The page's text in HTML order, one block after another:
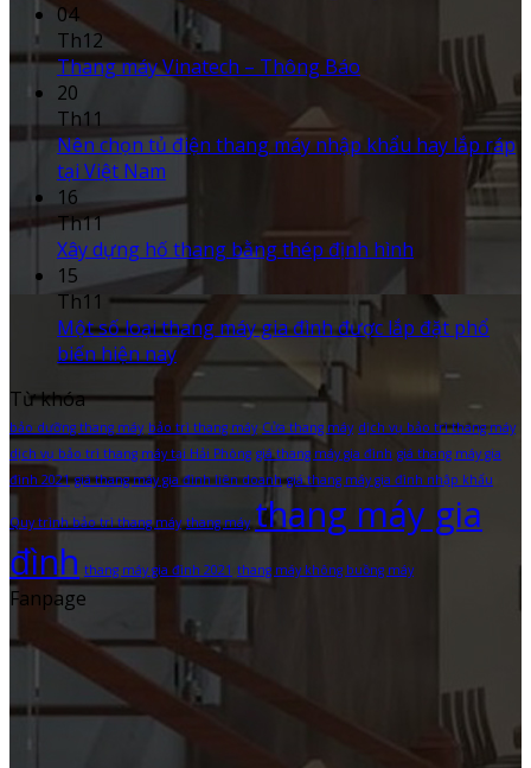
04
Th12
Thang máy Vinatech – Thông Báo
20
Th11
Nên chọn tủ điện thang máy nhập khẩu hay lắp ráp
tại Việt Nam
16
Th11
Xây dựng hố thang bằng thép định hình
15
Th11
Một số loại thang máy gia đình được lắp đặt phổ
biến hiện nay
Từ khóa
bảo dưỡng thang máy bảo trì thang máy Cửa thang máy dịch vụ bảo trì thang máy
dịch vụ bảo trì thang máy tại Hải Phòng giá thang máy gia đình giá thang máy gia
đình 2021 giá thang máy gia đình liên doanh giá thang máy gia đình nhập khẩu
Quy trình bảo trì thang máy thang máy thang máy gia
đình thang máy gia đình 2021 thang máy không buồng máy
Fanpage